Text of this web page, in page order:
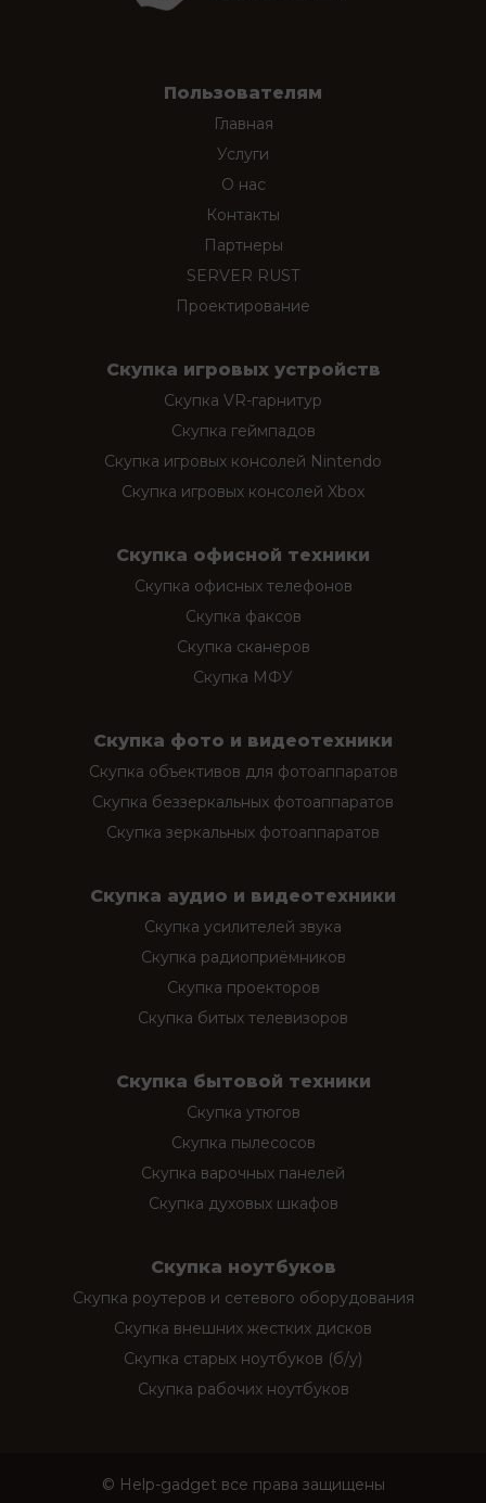
Пользователям
Главная
Услуги
О нас
Контакты
Партнеры
SERVER RUST
Проектирование
Скупка игровых устройств
Скупка VR-гарнитур
Скупка геймпадов
Скупка игровых консолей Nintendo
Скупка игровых консолей Xbox
Скупка офисной техники
Скупка офисных телефонов
Скупка факсов
Скупка сканеров
Скупка МФУ
Скупка фото и видеотехники
Скупка объективов для фотоаппаратов
Скупка беззеркальных фотоаппаратов
Скупка зеркальных фотоаппаратов
Скупка аудио и видеотехники
Скупка усилителей звука
Скупка радиоприёмников
Скупка проекторов
Скупка битых телевизоров
Скупка бытовой техники
Скупка утюгов
Скупка пылесосов
Скупка варочных панелей
Скупка духовых шкафов
Скупка ноутбуков
Скупка роутеров и сетевого оборудования
Скупка внешних жестких дисков
Скупка старых ноутбуков (б/у)
Скупка рабочих ноутбуков
© Help-gadget все права защищены